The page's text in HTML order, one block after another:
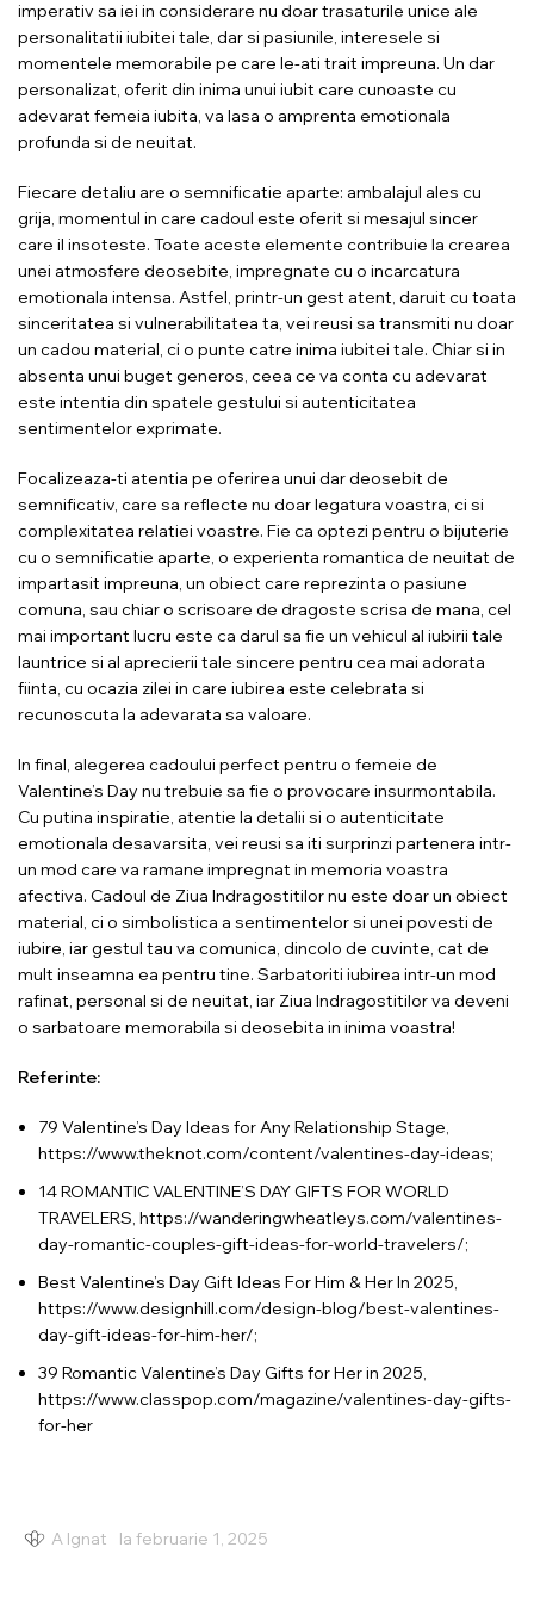
imperativ sa iei in considerare nu doar trasaturile unice ale
personalitatii iubitei tale, dar si pasiunile, interesele si
momentele memorabile pe care le-ati trait impreuna. Un dar
personalizat, oferit din inima unui iubit care cunoaste cu
adevarat femeia iubita, va lasa o amprenta emotionala
profunda si de neuitat.
Fiecare detaliu are o semnificatie aparte: ambalajul ales cu
grija, momentul in care cadoul este oferit si mesajul sincer
care il insoteste. Toate aceste elemente contribuie la crearea
unei atmosfere deosebite, impregnate cu o incarcatura
emotionala intensa. Astfel, printr-un gest atent, daruit cu toata
sinceritatea si vulnerabilitatea ta, vei reusi sa transmiti nu doar
un cadou material, ci o punte catre inima iubitei tale. Chiar si in
absenta unui buget generos, ceea ce va conta cu adevarat
este intentia din spatele gestului si autenticitatea
sentimentelor exprimate.
Focalizeaza-ti atentia pe oferirea unui dar deosebit de
semnificativ, care sa reflecte nu doar legatura voastra, ci si
complexitatea relatiei voastre. Fie ca optezi pentru o bijuterie
cu o semnificatie aparte, o experienta romantica de neuitat de
impartasit impreuna, un obiect care reprezinta o pasiune
comuna, sau chiar o scrisoare de dragoste scrisa de mana, cel
mai important lucru este ca darul sa fie un vehicul al iubirii tale
launtrice si al aprecierii tale sincere pentru cea mai adorata
fiinta, cu ocazia zilei in care iubirea este celebrata si
recunoscuta la adevarata sa valoare.
In final, alegerea cadoului perfect pentru o femeie de
Valentine’s Day nu trebuie sa fie o provocare insurmontabila.
Cu putina inspiratie, atentie la detalii si o autenticitate
emotionala desavarsita, vei reusi sa iti surprinzi partenera intr-
un mod care va ramane impregnat in memoria voastra
afectiva. Cadoul de Ziua Indragostitilor nu este doar un obiect
material, ci o simbolistica a sentimentelor si unei povesti de
iubire, iar gestul tau va comunica, dincolo de cuvinte, cat de
mult inseamna ea pentru tine. Sarbatoriti iubirea intr-un mod
rafinat, personal si de neuitat, iar Ziua Indragostitilor va deveni
o sarbatoare memorabila si deosebita in inima voastra!
Referinte:
79 Valentine’s Day Ideas for Any Relationship Stage,
https://www.theknot.com/content/valentines-day-ideas;
14 ROMANTIC VALENTINE’S DAY GIFTS FOR WORLD
TRAVELERS, https://wanderingwheatleys.com/valentines-
day-romantic-couples-gift-ideas-for-world-travelers/;
Best Valentine’s Day Gift Ideas For Him & Her In 2025,
https://www.designhill.com/design-blog/best-valentines-
day-gift-ideas-for-him-her/;
39 Romantic Valentine’s Day Gifts for Her in 2025,
https://www.classpop.com/magazine/valentines-day-gifts-
for-her
A Ignat la februarie 1, 2025